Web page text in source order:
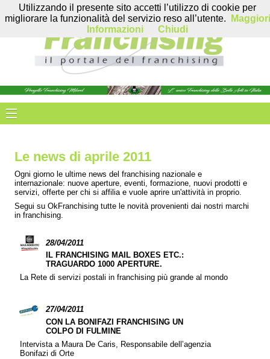
Le news di aprile 2011
Ogni giorno le ultime news del franchising nazionale e
internazionale: nuove aperture, eventi, formazione, nuovi prodotti e
servizi, offerte per chi si affilia e vuole aprire un'attività in proprio.
Segui su OkFranchising tutte le novità provenienti dai nostri marchi
in franchising.
28/04/2011
IL FRANCHISING MAIL BOXES ETC.:
TRAGUARDO 1000 APERTURE.
La Rete di servizi postali in franchising più grande al mondo
27/04/2011
CON LA BONIFAZI FRANCHISING UN
COLPO DI FULMINE
Intervista a Maura De Caris, Responsabile dell’agenzia
Bonifazi di Orte
Utilizzando il presente sito accetti l’utilizzo di cookie per
migliorare la funzionalità del servizio reso all’utente.
Maggiori
Informazioni
Chiudi